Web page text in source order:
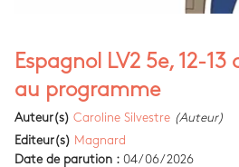
Espagnol LV2 5e, 12-
au programme
Auteur(s) Caroline Silvestre (Auteur)
Editeur(s) Magnard
Date de parution : 04/06/2026